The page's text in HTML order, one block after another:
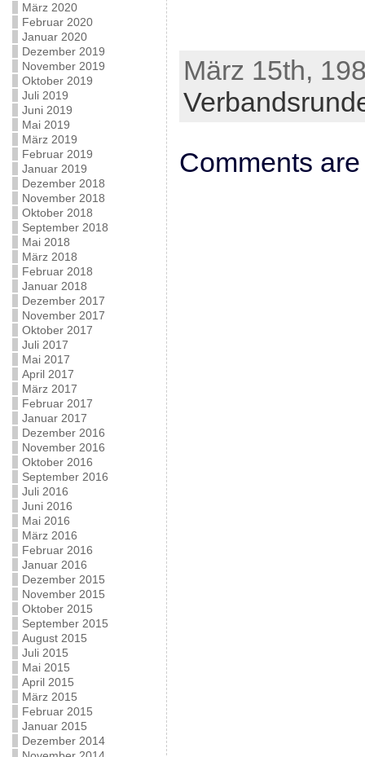
März 2020
Februar 2020
Januar 2020
Dezember 2019
November 2019
Oktober 2019
Juli 2019
Juni 2019
Mai 2019
März 2019
Februar 2019
Januar 2019
Dezember 2018
November 2018
Oktober 2018
September 2018
Mai 2018
März 2018
Februar 2018
Januar 2018
Dezember 2017
November 2017
Oktober 2017
Juli 2017
Mai 2017
April 2017
März 2017
Februar 2017
Januar 2017
Dezember 2016
November 2016
Oktober 2016
September 2016
Juli 2016
Juni 2016
Mai 2016
März 2016
Februar 2016
Januar 2016
Dezember 2015
November 2015
Oktober 2015
September 2015
August 2015
Juli 2015
Mai 2015
April 2015
März 2015
Februar 2015
Januar 2015
Dezember 2014
März 15th,
Comments